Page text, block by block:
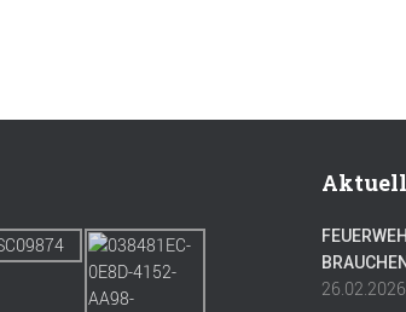
26.02.2026